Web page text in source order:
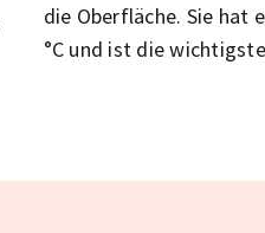
die Oberfläche. Sie hat
°C und ist die